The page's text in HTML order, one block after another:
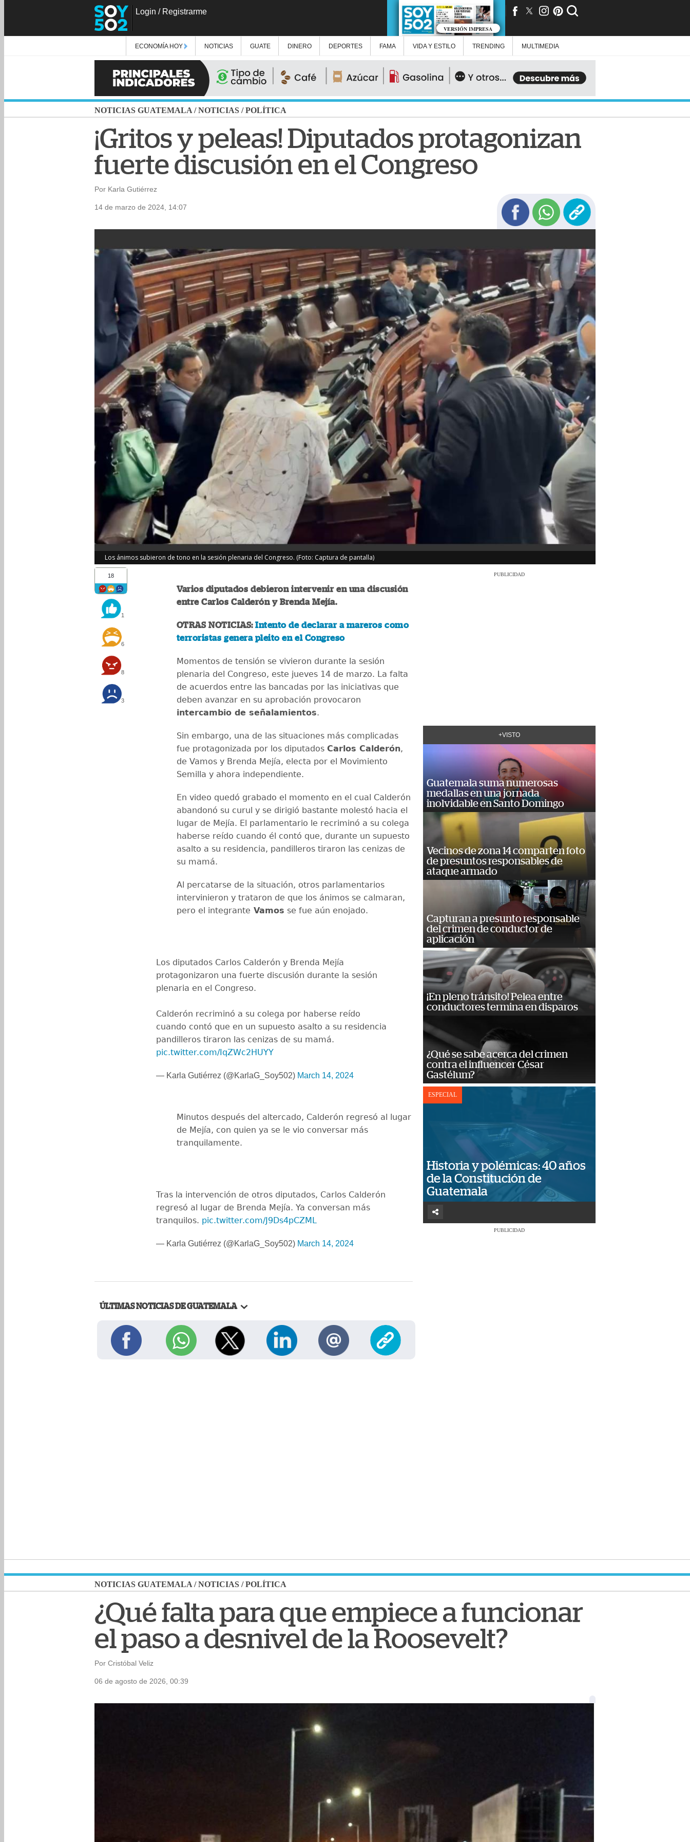
Login / Registrarme
VERSIÓN IMPRESA
ECONOMÍA HOY NOTICIAS GUATE DINERO DEPORTES FAMA VIDA Y ESTILO TRENDING MULTIMEDIA
NOTICIAS GUATEMALA /NOTICIAS /POLÍTICA
¡Gritos y peleas! Diputados protagonizan
fuerte discusión en el Congreso
Por Karla Gutiérrez
14 de marzo de 2024, 14:07
Los ánimos subieron de tono en la sesión plenaria del Congreso. (Foto: Captura de pantalla)
18
1
6
8
3
Varios diputados debieron intervenir en una discusión
entre Carlos Calderón y Brenda Mejía.
OTRAS NOTICIAS:Intento de declarar a mareros como
terroristas genera pleito en el Congreso
Momentos de tensión se vivieron durante la sesión
plenaria del Congreso, este jueves 14 de marzo. La falta
de acuerdos entre las bancadas por las iniciativas que
deben avanzar en su aprobación provocaron
intercambio de señalamientos.
Sin embargo, una de las situaciones más complicadas
fue protagonizada por los diputados Carlos Calderón,
de Vamos y Brenda Mejía, electa por el Movimiento
Semilla y ahora independiente.
En video quedó grabado el momento en el cual Calderón
abandonó su curul y se dirigió bastante molestó hacia el
lugar de Mejía. El parlamentario le recriminó a su colega
haberse reído cuando él contó que, durante un supuesto
asalto a su residencia, pandilleros tiraron las cenizas de
su mamá.
Al percatarse de la situación, otros parlamentarios
intervinieron y trataron de que los ánimos se calmaran,
pero el integrante Vamos se fue aún enojado.
Los diputados Carlos Calderón y Brenda Mejía
protagonizaron una fuerte discusión durante la sesión
plenaria en el Congreso.
Calderón recriminó a su colega por haberse reído
cuando contó que en un supuesto asalto a su residencia
pandilleros tiraron las cenizas de su mamá.
pic.twitter.com/IqZWc2HUYY
— Karla Gutiérrez (@KarlaG_Soy502) March 14, 2024
Minutos después del altercado, Calderón regresó al lugar
de Mejía, con quien ya se le vio conversar más
tranquilamente.
Tras la intervención de otros diputados, Carlos Calderón
regresó al lugar de Brenda Mejía. Ya conversan más
tranquilos. pic.twitter.com/J9Ds4pCZML
— Karla Gutiérrez (@KarlaG_Soy502) March 14, 2024
ÚLTIMAS NOTICIAS DE GUATEMALA
PUBLICIDAD
+VISTO
Guatemala suma numerosas
medallas en una jornada
inolvidable en Santo Domingo
Vecinos de zona 14 comparten foto
de presuntos responsables de
ataque armado
Capturan a presunto responsable
del crimen de conductor de
aplicación
¡En pleno tránsito! Pelea entre
conductores termina en disparos
¿Qué se sabe acerca del crimen
contra el influencer César
Gastélum?
ESPECIAL
Historia y polémicas: 40 años
de la Constitución de
Guatemala
PUBLICIDAD
NOTICIAS GUATEMALA /NOTICIAS /POLÍTICA
¿Qué falta para que empiece a funcionar
el paso a desnivel de la Roosevelt?
Por Cristóbal Veliz
06 de agosto de 2026, 00:39